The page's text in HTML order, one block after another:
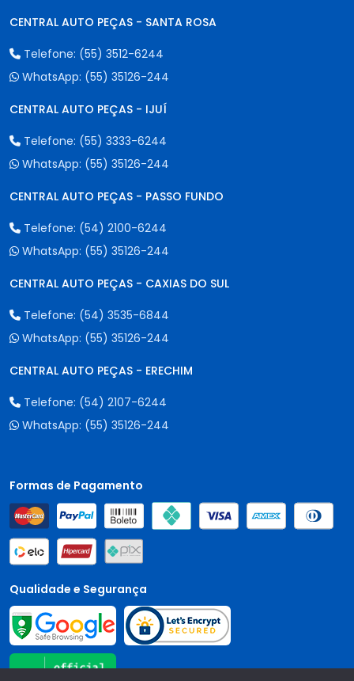
CENTRAL AUTO PEÇAS - SANTA ROSA
Telefone: (55) 3512-6244
WhatsApp: (55) 35126-244
CENTRAL AUTO PEÇAS - IJUÍ
Telefone: (55) 3333-6244
WhatsApp: (55) 35126-244
CENTRAL AUTO PEÇAS - PASSO FUNDO
Telefone: (54) 2100-6244
WhatsApp: (55) 35126-244
CENTRAL AUTO PEÇAS - CAXIAS DO SUL
Telefone: (54) 3535-6844
WhatsApp: (55) 35126-244
CENTRAL AUTO PEÇAS - ERECHIM
Telefone: (54) 2107-6244
WhatsApp: (55) 35126-244
Formas de Pagamento
Qualidade e Segurança